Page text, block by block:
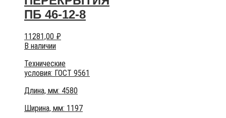
ПБ 46-12-8
11281,00 ₽
В наличии
Технические
условия: ГОСТ 9561
Длина, мм: 4580
Ширина, мм: 1197